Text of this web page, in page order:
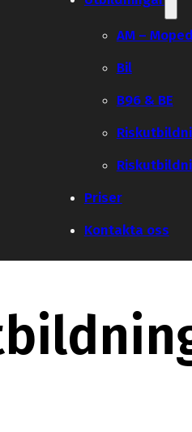
AM –
Bil
B96 & BE
Priser
Kontakta oss